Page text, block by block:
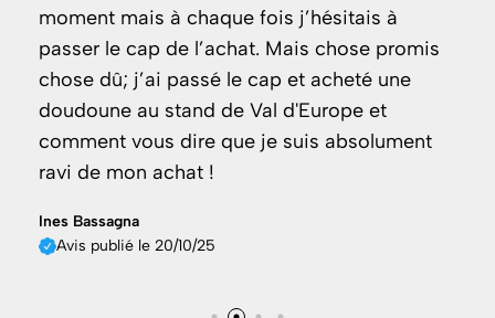
moment mais à chaque fois j’hésitais à
passer le cap de l’achat. Mais chose promis
chose dû; j’ai passé le cap et acheté une
doudoune au stand de Val d'Europe et
comment vous dire que je suis absolument
ravi de mon achat !
Ines Bassagna
Avis publié le 20/10/25